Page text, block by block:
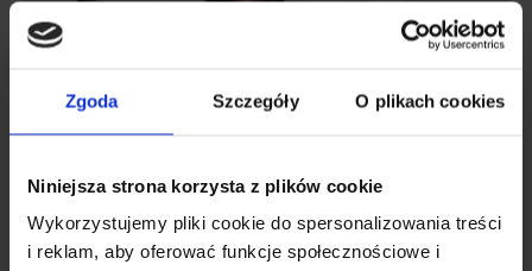
Zgoda Szczegóły O plikach cookies
Niniejsza strona korzysta z plików cookie
Wykorzystujemy pliki cookie do spersonalizowania treści
i reklam, aby oferować funkcje społecznościowe i